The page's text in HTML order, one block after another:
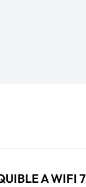
A WIFI 7